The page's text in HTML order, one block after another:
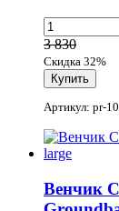
3 830
Скидка 32%
Артикул: pr-
Венчик